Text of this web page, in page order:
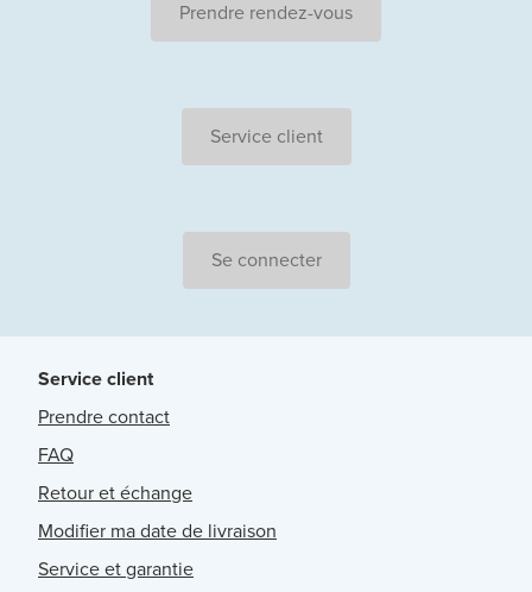
Prendre rendez-vous
Service client
Se connecter
Service client
Prendre contact
FAQ
Retour et échange
Modifier ma date de livraison
Service et garantie